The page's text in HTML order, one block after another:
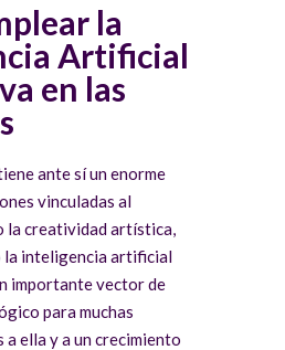
la
Artificial
en las
ante sí un enorme
vinculadas al
la creatividad artística,
la inteligencia artificial
importante vector de
para muchas
a ella y a un crecimiento